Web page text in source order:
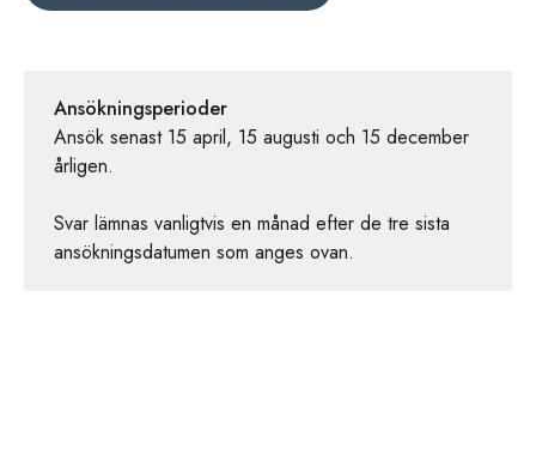
Ansökningsperioder
Ansök senast 15 april, 15 augusti och 15 december
årligen.
Svar lämnas vanligtvis en månad efter de tre sista
ansökningsdatumen som anges ovan.